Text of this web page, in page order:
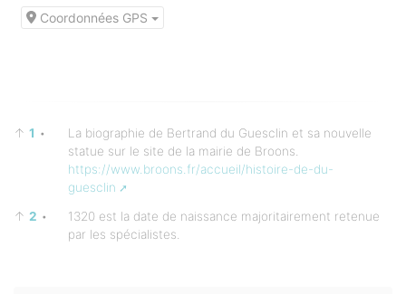
Coordonnées GPS
↑ 1 •
La biographie de Bertrand du Guesclin et sa nouvelle
statue sur le site de la mairie de Broons.
https://www.broons.fr/accueil/histoire-de-du-
guesclin
↑ 2 •
1320 est la date de naissance majoritairement retenue
par les spécialistes.